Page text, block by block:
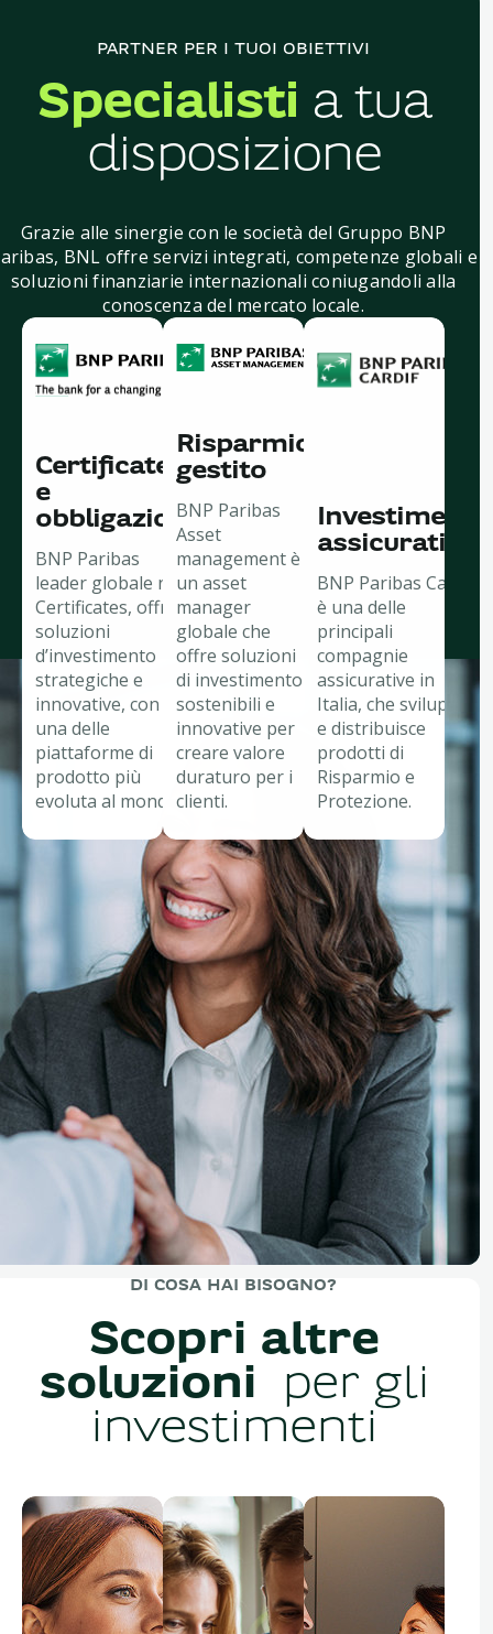
PARTNER PER I TUOI OBIETTIVI
Specialisti a tua
disposizione
Grazie alle sinergie con le società del Gruppo BNP
BNL offre servizi integrati, competenze globali e
soluzioni finanziarie internazionali coniugandoli alla
conoscenza del mercato locale.
Certificates
e
obbligazioni
BNP Paribas
leader globale nei
Certificates, offre
soluzioni
d’investimento
strategiche e
innovative, con
una delle
piattaforme di
prodotto più
evoluta al mondo.
Risparmio
gestito
BNP Paribas
Asset
management è
un asset
manager
globale che
offre soluzioni
di investimento
sostenibili e
innovative per
creare valore
duraturo per i
clienti.
Investimenti
assicurativi
BNP Paribas Cardif
è una delle
principali
compagnie
assicurative in
Italia, che sviluppa
e distribuisce
prodotti di
Risparmio e
Protezione.
DI COSA HAI BISOGNO?
Scopri altre
soluzioni per gli
investimenti